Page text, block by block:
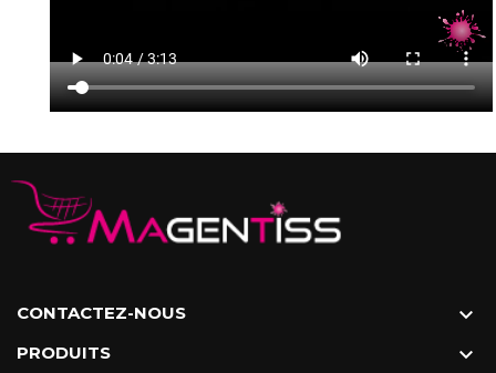
CONTACTEZ-NOUS 
PRODUITS 